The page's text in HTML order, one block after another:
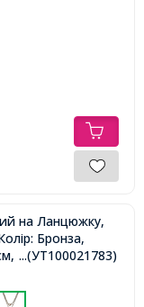
на Ланцюжку,
Бронза,
Кулон: 27мм,
...(УТ100021783)